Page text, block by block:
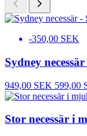
-350,00 SEK
Sydney
949,00 SEK 599,00
Stor necessär i